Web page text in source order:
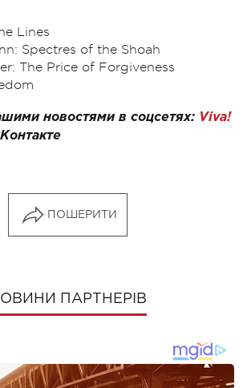
Lines
Spectres of the Shoah
The Price of Forgiveness
новостями в соцсетях: Viva!
ПОШЕРИТИ
ПАРТНЕРІВ